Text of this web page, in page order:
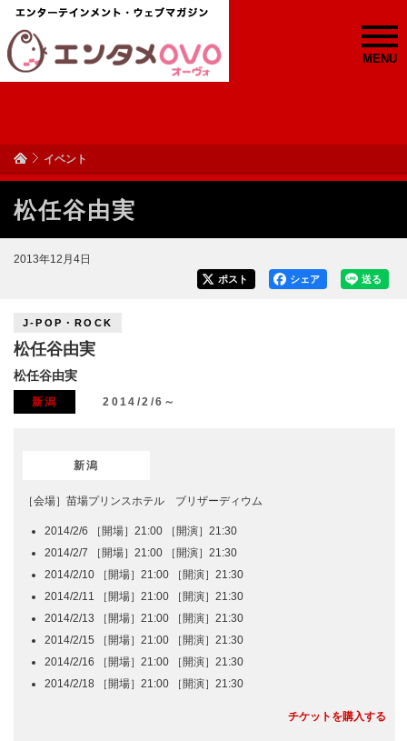
MENU
イベント
松任谷由実
2013年12月4日
送る
シェア
ポスト
J-POP・ROCK
松任谷由実
松任谷由実
新潟 2014/2/6～
新潟
［会場］苗場プリンスホテル ブリザーディウム
2014/2/6 ［開場］21:00 ［開演］21:30
2014/2/7 ［開場］21:00 ［開演］21:30
2014/2/10 ［開場］21:00 ［開演］21:30
2014/2/11 ［開場］21:00 ［開演］21:30
2014/2/13 ［開場］21:00 ［開演］21:30
2014/2/15 ［開場］21:00 ［開演］21:30
2014/2/16 ［開場］21:00 ［開演］21:30
2014/2/18 ［開場］21:00 ［開演］21:30
チケットを購入する